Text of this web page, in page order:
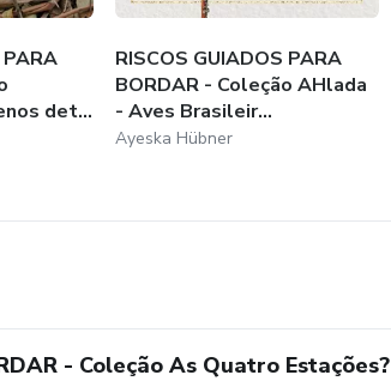
det...
RISCOS GUIADOS PARA
BORDAR - Coleção AHlada
- Aves Brasileir...
Ayeska Hübner
- Coleção As Quatro Estações?